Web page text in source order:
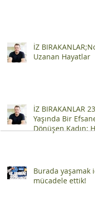
İZ
Uzanan Hayatlar
İZ BIRAKANLAR 23
Yaşında Bir
Dönüşen Kadın:
Burada yaşamak
mücadele ettik!